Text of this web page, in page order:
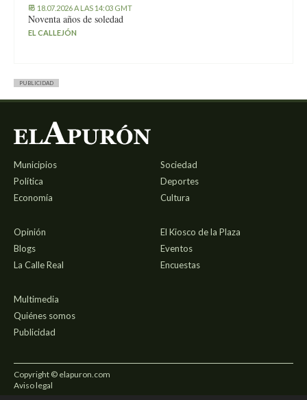
18.07.2026 A LAS 14:03 GMT
Noventa años de soledad
EL CALLEJÓN
PUBLICIDAD
Municipios
Política
Economía
Sociedad
Deportes
Cultura
Opinión
Blogs
La Calle Real
El Kiosco de la Plaza
Eventos
Encuestas
Multimedia
Quiénes somos
Publicidad
Copyright © elapuron.com
Aviso legal